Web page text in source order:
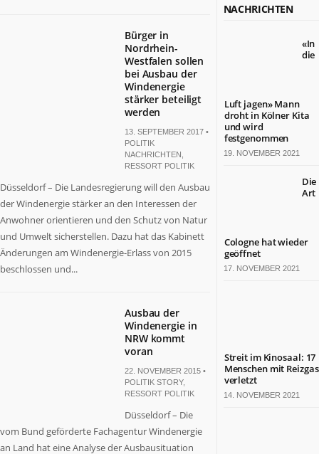
Bürger in
Nordrhein-
Westfalen sollen
bei Ausbau der
Windenergie
stärker beteiligt
werden
13. SEPTEMBER 2017 •
POLITIK
NACHRICHTEN
RESSORT POLITIK
Düsseldorf – Die Landesregierung will den Ausbau
der Windenergie stärker an den Interessen der
Anwohner orientieren und den Schutz von Natur
und Umwelt sicherstellen. Dazu hat das Kabinett
Änderungen am Windenergie-Erlass von 2015
beschlossen und...
Ausbau der
Windenergie in
NRW kommt
voran
22. NOVEMBER 2015 •
POLITIK STORY,
RESSORT POLITIK
Düsseldorf – Die
vom Bund geförderte Fachagentur Windenergie
an Land hat eine Analyse der Ausbausituation
NACHRICHTEN
«In
die
Luft jagen» Mann
droht in Kölner Kita
und wird
festgenommen
19. NOVEMBER 2021
Die
Art
Cologne hat wieder
geöffnet
17. NOVEMBER 2021
Streit im Kinosaal: 17
Menschen mit Reizgas
verletzt
14. NOVEMBER 2021